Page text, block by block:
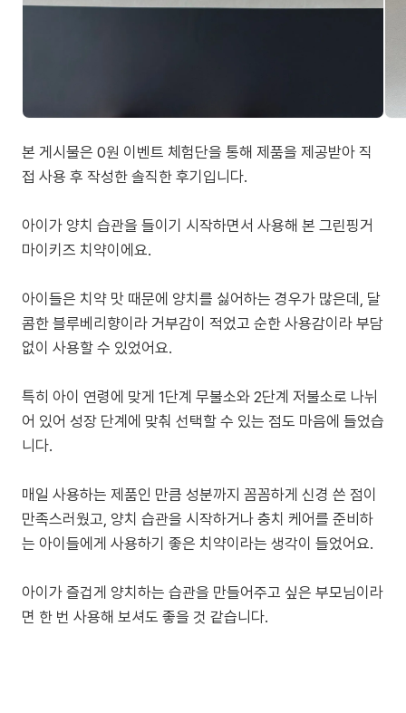
본 게시물은 0원 이벤트 체험단을 통해 제품을 제공받아 직
접 사용 후 작성한 솔직한 후기입니다.
아이가 양치 습관을 들이기 시작하면서 사용해 본 그린핑거
마이키즈 치약이에요.
아이들은 치약 맛 때문에 양치를 싫어하는 경우가 많은데, 달
콤한 블루베리향이라 거부감이 적었고 순한 사용감이라 부담
없이 사용할 수 있었어요.
특히 아이 연령에 맞게 1단계 무불소와 2단계 저불소로 나뉘
어 있어 성장 단계에 맞춰 선택할 수 있는 점도 마음에 들었습
니다.
매일 사용하는 제품인 만큼 성분까지 꼼꼼하게 신경 쓴 점이
만족스러웠고, 양치 습관을 시작하거나 충치 케어를 준비하
는 아이들에게 사용하기 좋은 치약이라는 생각이 들었어요.
아이가 즐겁게 양치하는 습관을 만들어주고 싶은 부모님이라
면 한 번 사용해 보셔도 좋을 것 같습니다.